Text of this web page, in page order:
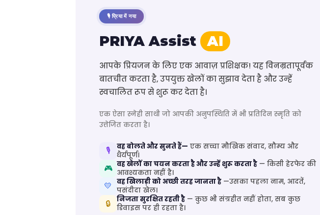
🎙️ प्रिया में नया
PRIYA Assist AI
आपके प्रियजन के लिए एक आवाज़ प्रशिक्षक! यह विनम्रतापूर्वक
बातचीत करता है, उपयुक्त खेलों का सुझाव देता है और उन्हें
स्वचालित रूप से शुरू कर देता है।
एक ऐसा स्नेही साथी जो आपकी अनुपस्थिति में भी प्रतिदिन स्मृति को
उत्तेजित करता है।
🎙️ वह बोलते और सुनते हैं— एक सच्चा मौखिक संवाद, सौम्य और
धैर्यपूर्ण।
🎮 वह खेलों का चयन करता है और उन्हें शुरू करता है — किसी हेरफेर की
आवश्यकता नहीं है।
💛 वह खिलाड़ी को अच्छी तरह जानता है —उसका पहला नाम, आदतें,
पसंदीदा खेल।
🔒 निजता सुरक्षित रहती है — कुछ भी संग्रहीत नहीं होता, सब कुछ
डिवाइस पर ही रहता है।